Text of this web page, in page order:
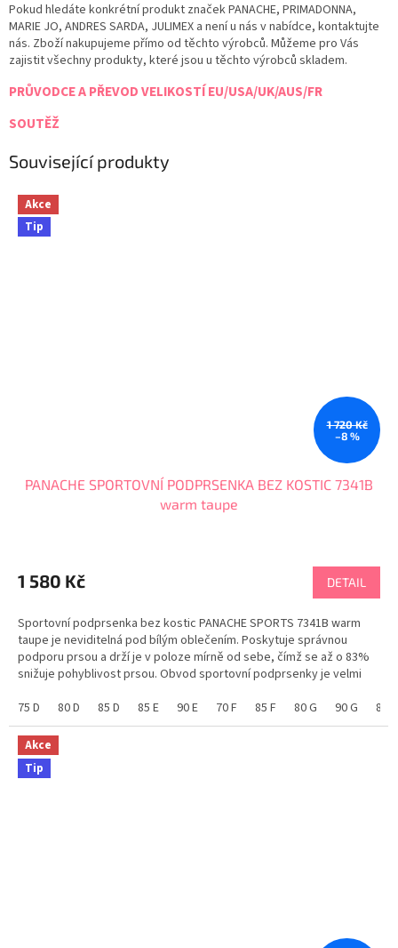
Pokud hledáte konkrétní produkt značek PANACHE, PRIMADONNA,
MARIE JO, ANDRES SARDA, JULIMEX a není u nás v nabídce, kontaktujte
nás. Zboží nakupujeme přímo od těchto výrobců. Můžeme pro Vás
zajistit všechny produkty, které jsou u těchto výrobců skladem.
PRŮVODCE A PŘEVOD VELIKOSTÍ EU/USA/UK/AUS/FR
SOUTĚŽ
Související produkty
Akce
Tip
1 720 Kč
–8 %
PANACHE SPORTOVNÍ PODPRSENKA BEZ KOSTIC 7341B
warm taupe
produktu
je
z
5
hvězdiček.
1 580 Kč DETAIL
Sportovní podprsenka bez kostic PANACHE SPORTS 7341B warm
taupe je neviditelná pod bílým oblečením. Poskytuje správnou
podporu prsou a drží je v poloze mírně od sebe, čímž se až o 83%
snižuje pohyblivost prsou. Obvod sportovní podprsenky je velmi
75 D
80 D 85 D 85 E 90 E 70 F 85 F 80 G 90 G 80 H
Akce
Tip